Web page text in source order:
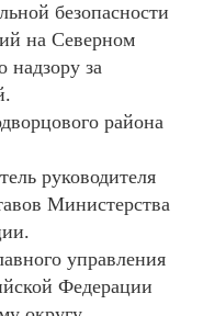
безопасности
на Северном
надзору за
района
руководителя
Министерства
управления
Федерации